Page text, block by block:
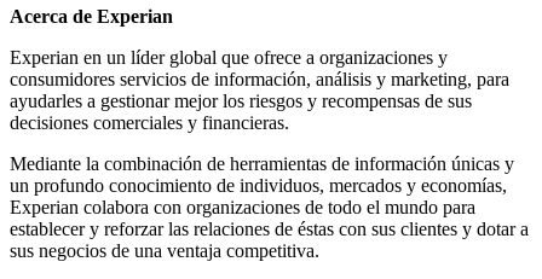
Acerca de Experian
Experian en un líder global que ofrece a organizaciones y
consumidores servicios de información, análisis y marketing, para
ayudarles a gestionar mejor los riesgos y recompensas de sus
decisiones comerciales y financieras.
Mediante la combinación de herramientas de información únicas y
un profundo conocimiento de individuos, mercados y economías,
Experian colabora con organizaciones de todo el mundo para
establecer y reforzar las relaciones de éstas con sus clientes y dotar a
sus negocios de una ventaja competitiva.